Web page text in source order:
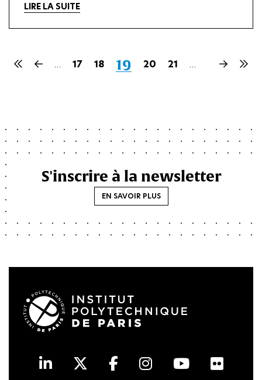
LIRE LA SUITE
Première
Page… Page
17 Page
18
Page
19 Page
20 Page
21 …
Page
S'inscrire à la newsletter
EN SAVOIR PLUS
LinkedInTwitterFacebook
Instagram
Youtube